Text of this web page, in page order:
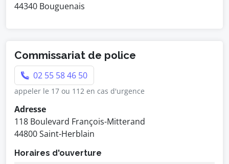
44340 Bouguenais
Commissariat de police
02 55 58 46 50
appeler le 17 ou 112 en cas d'urgence
Adresse
118 Boulevard François-Mitterand
44800 Saint-Herblain
Horaires d'ouverture